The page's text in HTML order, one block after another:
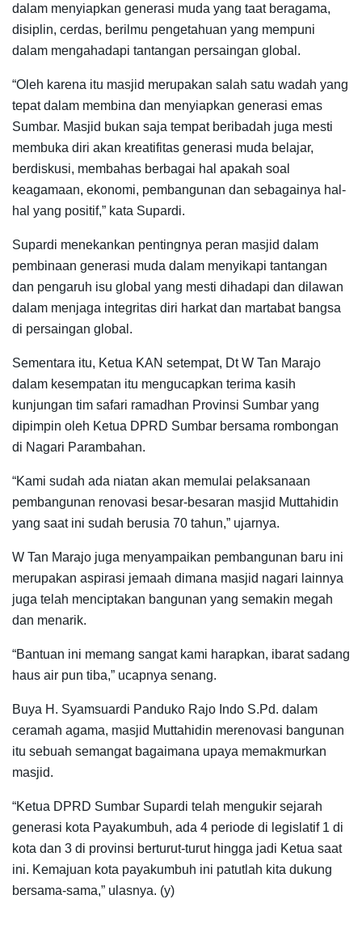
dalam menyiapkan generasi muda yang taat beragama,
disiplin, cerdas, berilmu pengetahuan yang mempuni
dalam mengahadapi tantangan persaingan global.
“Oleh karena itu masjid merupakan salah satu wadah yang
tepat dalam membina dan menyiapkan generasi emas
Sumbar. Masjid bukan saja tempat beribadah juga mesti
membuka diri akan kreatifitas generasi muda belajar,
berdiskusi, membahas berbagai hal apakah soal
keagamaan, ekonomi, pembangunan dan sebagainya hal-
hal yang positif,” kata Supardi.
Supardi menekankan pentingnya peran masjid dalam
pembinaan generasi muda dalam menyikapi tantangan
dan pengaruh isu global yang mesti dihadapi dan dilawan
dalam menjaga integritas diri harkat dan martabat bangsa
di persaingan global.
Sementara itu, Ketua KAN setempat, Dt W Tan Marajo
dalam kesempatan itu mengucapkan terima kasih
kunjungan tim safari ramadhan Provinsi Sumbar yang
dipimpin oleh Ketua DPRD Sumbar bersama rombongan
di Nagari Parambahan.
“Kami sudah ada niatan akan memulai pelaksanaan
pembangunan renovasi besar-besaran masjid Muttahidin
yang saat ini sudah berusia 70 tahun,” ujarnya.
W Tan Marajo juga menyampaikan pembangunan baru ini
merupakan aspirasi jemaah dimana masjid nagari lainnya
juga telah menciptakan bangunan yang semakin megah
dan menarik.
“Bantuan ini memang sangat kami harapkan, ibarat sadang
haus air pun tiba,” ucapnya senang.
Buya H. Syamsuardi Panduko Rajo Indo S.Pd. dalam
ceramah agama, masjid Muttahidin merenovasi bangunan
itu sebuah semangat bagaimana upaya memakmurkan
masjid.
“Ketua DPRD Sumbar Supardi telah mengukir sejarah
generasi kota Payakumbuh, ada 4 periode di legislatif 1 di
kota dan 3 di provinsi berturut-turut hingga jadi Ketua saat
ini. Kemajuan kota payakumbuh ini patutlah kita dukung
bersama-sama,” ulasnya. (y)